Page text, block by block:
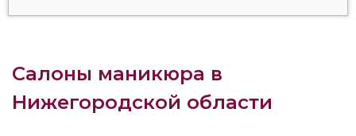
Салоны маникюра в
Нижегородской области